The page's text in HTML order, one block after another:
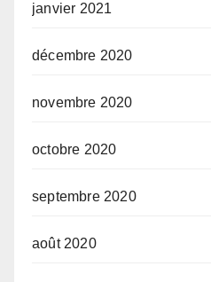
janvier 2021
décembre 2020
novembre 2020
octobre 2020
septembre 2020
août 2020